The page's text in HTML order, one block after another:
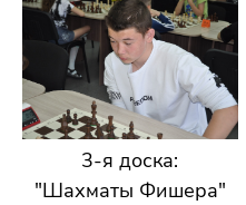
3-я доска:
"Шахматы Фишера"